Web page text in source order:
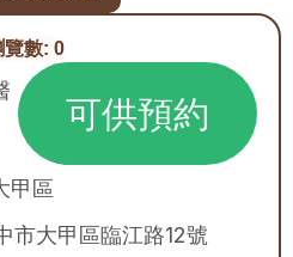
覽數: 0
可供預約
甲區
市大甲區臨江路12號